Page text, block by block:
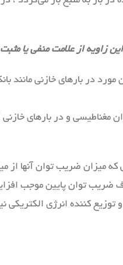
زاویه از علامت منفی یا
در بارهای خازنی مانند
مغناطیسی و در بارهای
ضریب توان آنها از
در مدارهای پر مصرف ضریب توان
کننده انرژی الکتریکی